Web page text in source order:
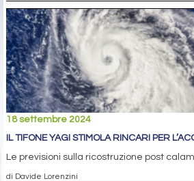
18 settembre 2024
IL TIFONE YAGI STIMOLA RINCARI PER
Le previsioni sulla ricostruzione post
di Davide Lorenzini